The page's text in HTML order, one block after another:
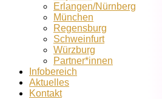
Erlangen/Nürnberg
München
Regensburg
Schweinfurt
Würzburg
Partner*innen
Infobereich
Aktuelles
Kontakt